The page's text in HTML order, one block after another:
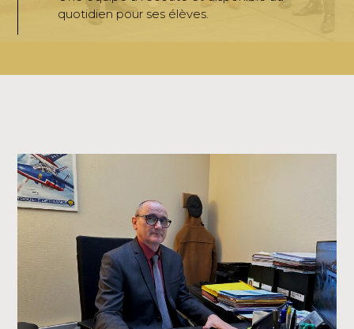
quotidien pour ses élèves.